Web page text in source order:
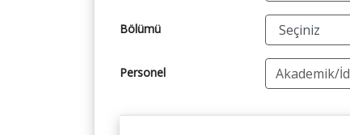
Bölümü
Personel